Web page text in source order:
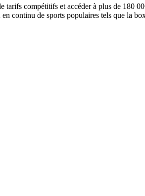
compétitifs et accéder à plus de 180
en continu de sports populaires tels que la